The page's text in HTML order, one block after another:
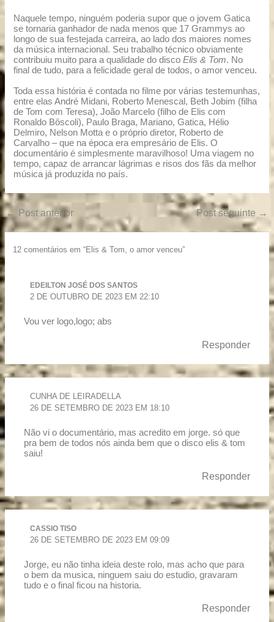
Naquele tempo, ninguém poderia supor que o jovem Gatica
se tornaria ganhador de nada menos que 17 Grammys ao
longo de sua festejada carreira, ao lado dos maiores nomes
da música internacional. Seu trabalho técnico obviamente
contribuiu muito para a qualidade do discoElis & Tom. No
final de tudo, para a felicidade geral de todos, o amor venceu.
Toda essa história é contada no filme por várias testemunhas,
entre elas André Midani, Roberto Menescal, Beth Jobim (filha
de Tom com Teresa), João Marcelo (filho de Elis com
Ronaldo Bôscoli), Paulo Braga, Mariano, Gatica, Hélio
Delmiro, Nelson Motta e o próprio diretor, Roberto de
Carvalho – que na época era empresário de Elis. O
documentário é simplesmente maravilhoso! Uma viagem no
tempo, capaz de arrancar lágrimas e risos dos fãs da melhor
música já produzida no país.
← Post anterior Post seguinte →
12 comentários em “Elis & Tom, o amor venceu”
EDEILTON JOSÉ DOS SANTOS
2 DE OUTUBRO DE 2023 EM 22:10
Vou ver logo,logo; abs
Responder
CUNHA DE LEIRADELLA
26 DE SETEMBRO DE 2023 EM 18:10
Não vi o documentário, mas acredito em jorge. só que
pra bem de todos nós ainda bem que o disco elis & tom
saiu!
Responder
CASSIO TISO
26 DE SETEMBRO DE 2023 EM 09:09
Jorge, eu não tinha ideia deste rolo, mas acho que para
o bem da musica, ninguem saiu do estudio, gravaram
tudo e o final ficou na historia.
Responder